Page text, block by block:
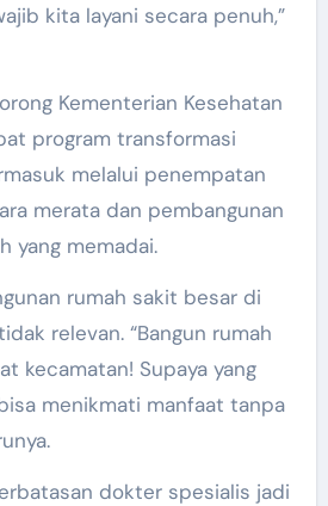
kita layani secara penuh,”
Kementerian Kesehatan
program transformasi
melalui penempatan
merata dan pembangunan
yang memadai.
rumah sakit besar di
relevan. “Bangun rumah
kecamatan! Supaya yang
menikmati manfaat tanpa
dokter spesialis jadi